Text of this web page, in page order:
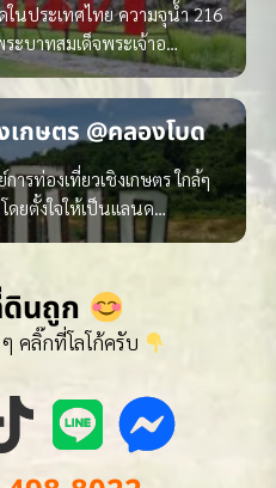
นประเทศไทย ความจุน้ำ 216
ะบาทสมเด็จพระเจ้าอ…
กษตร @คลองโบด
ท่องเที่ยวเชิงเกษตร ใกล้ๆ
ดยตั้งใจให้เป็นแลนด…
นถูก
คลิ๊กที่โลโก้ครับ